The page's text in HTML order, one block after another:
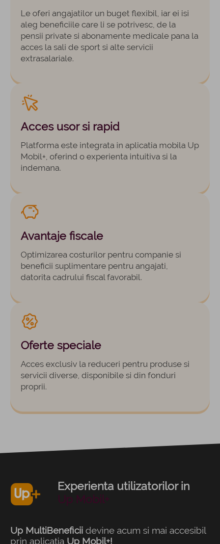
Le oferi angajatilor un buget flexibil, iar ei isi
aleg beneficiile care li se potrivesc, de la
pensii private si abonamente medicale pana la
acces la sali de sport si alte servicii
extrasalariale.
Acces usor si rapid
Platforma este integrata in aplicatia mobila Up
Mobil+, oferind o experienta intuitiva si la
indemana.
Avantaje fiscale
Optimizarea costurilor pentru companie si
beneficii suplimentare pentru angajati,
datorita cadrului fiscal favorabil.
Oferte speciale
Acces exclusiv la reduceri pentru produse si
servicii diverse, disponibile si din fonduri
proprii.
Experienta utilizatorilor in
Up Mobil+
Up MultiBeneficiidevine acum si mai accesibil
prin aplicatia Up Mobil+!